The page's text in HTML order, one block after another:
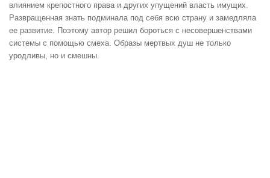
влиянием крепостного права и других упущений власть имущих.
Развращенная знать подминала под себя всю страну и замедляла
ее развитие. Поэтому автор решил бороться с несовершенствами
системы с помощью смеха. Образы мертвых душ не только
уродливы, но и смешны.